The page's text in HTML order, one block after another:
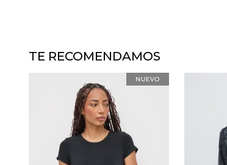
TE RECOMENDAMOS